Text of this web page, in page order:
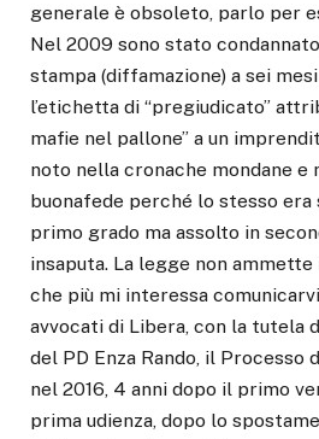
generale è obsoleto, parlo per
Nel 2009 sono stato
stampa (diffamazione) a sei
l’etichetta di “pregiudicato”
mafie nel pallone” a un
noto nella cronache mondane e
buonafede perché lo stesso
primo grado ma assolto in
insaputa. La legge non ammette
che più mi interessa
avvocati di Libera, con la tutela
del PD Enza Rando, il Processo
nel 2016, 4 anni dopo il primo
prima udienza, dopo lo